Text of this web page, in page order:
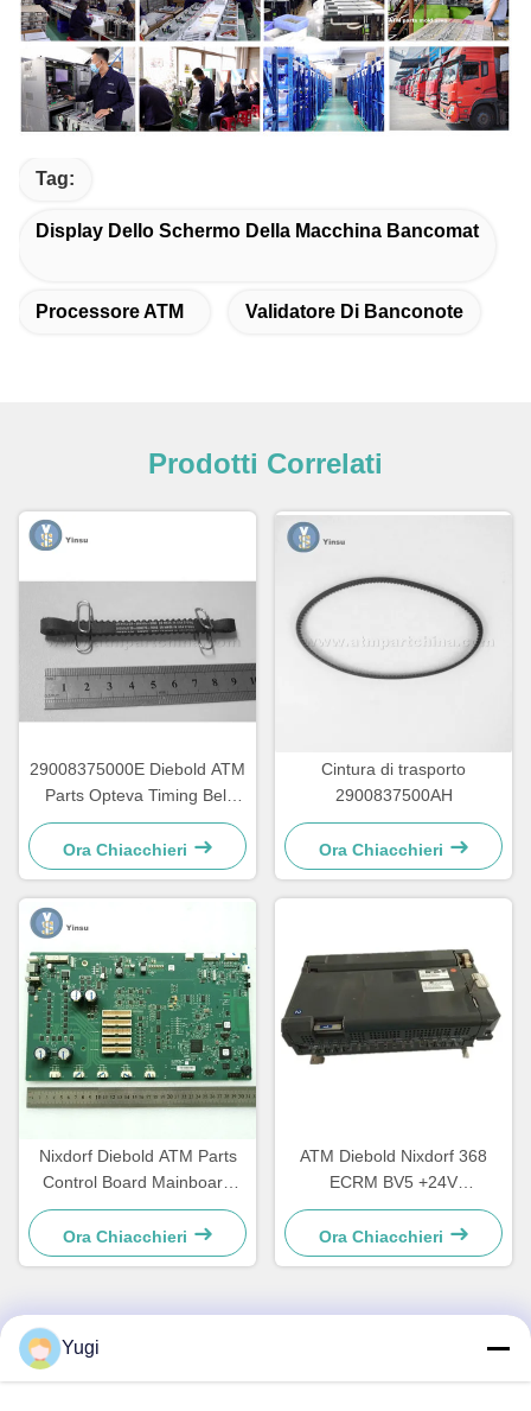
Tag:
Display Dello Schermo Della Macchina Bancomat
Processore ATM Validatore Di Banconote
Prodotti Correlati
29008375000E Diebold ATM
Parts Opteva Timing Belt
cintura di trasporto 67T
Ora Chiacchieri
Cintura di trasporto
2900837500AH
Ora Chiacchieri
Nixdorf Diebold ATM Parts
Control Board Mainboard
CCA Discovery
49242480000B
Ora Chiacchieri
ATM Diebold Nixdorf 368
ECRM BV5 +24V
Acceptatore di bollette
Validatore parti
49238415000A
Ora Chiacchieri
Contatto rapido
Yugi